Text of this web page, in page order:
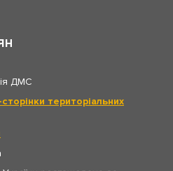
ДМС
сторінки територіальних